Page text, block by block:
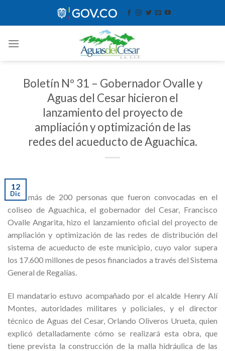
Boletín Nº 31 – Gobernador Ovalle y
Aguas del Cesar hicieron el
lanzamiento del proyecto de
ampliación y optimización de las
redes del acueducto de Aguachica.
12
Dic
Ante más de 200 personas que fueron convocadas en el
coliseo de Aguachica, el gobernador del Cesar, Francisco
Ovalle Angarita, hizo el lanzamiento oficial del proyecto de
ampliación y optimización de las redes de distribución del
sistema de acueducto de este municipio, cuyo valor supera
los 17.600 millones de pesos financiados a través del Sistema
General de Regalías.
El mandatario estuvo acompañado por el alcalde Henry Alí
Montes, autoridades militares y policiales, y el director
técnico de Aguas del Cesar, Orlando Oliveros Urueta, quien
explicó detalladamente cómo se realizará esta obra, que
tiene prevista la construcción de la malla hidráulica de las